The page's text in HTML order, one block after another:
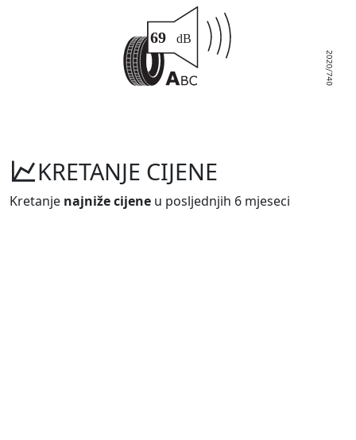
KRETANJE CIJENE
Kretanje najniže cijene u posljednjih 6 mjeseci